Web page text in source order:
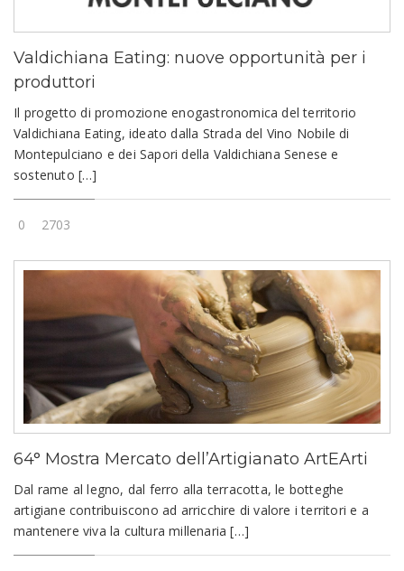
Valdichiana Eating: nuove opportunità per i
produttori
Il progetto di promozione enogastronomica del territorio
Valdichiana Eating, ideato dalla Strada del Vino Nobile di
Montepulciano e dei Sapori della Valdichiana Senese e
sostenuto […]
0 2703
64° Mostra Mercato dell’Artigianato ArtEArti
Dal rame al legno, dal ferro alla terracotta, le botteghe
artigiane contribuiscono ad arricchire di valore i territori e a
mantenere viva la cultura millenaria […]